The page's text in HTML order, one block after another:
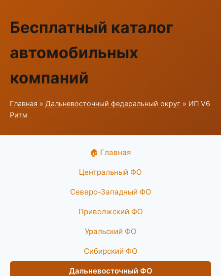
Бесплатный каталог
автомобильных
компаний
Главная » Дальневосточный федеральный округ » ИП V6
Ритм
🏠 Главная
Центральный ФО
Северо-Западный ФО
Приволжский ФО
Уральский ФО
Сибирский ФО
Дальневосточный ФО